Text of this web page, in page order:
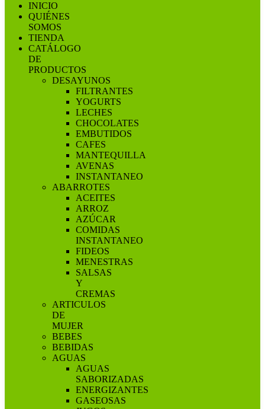
INICIO
QUIÉNES
SOMOS
TIENDA
CATÁLOGO
DE
PRODUCTOS
DESAYUNOS
FILTRANTES
YOGURTS
LECHES
CHOCOLATES
EMBUTIDOS
CAFES
MANTEQUILLA
AVENAS
INSTANTANEO
ABARROTES
ACEITES
ARROZ
AZÚCAR
COMIDAS
INSTANTANEO
FIDEOS
MENESTRAS
SALSAS
Y
CREMAS
ARTICULOS
DE
MUJER
BEBES
BEBIDAS
AGUAS
AGUAS
SABORIZADAS
ENERGIZANTES
GASEOSAS